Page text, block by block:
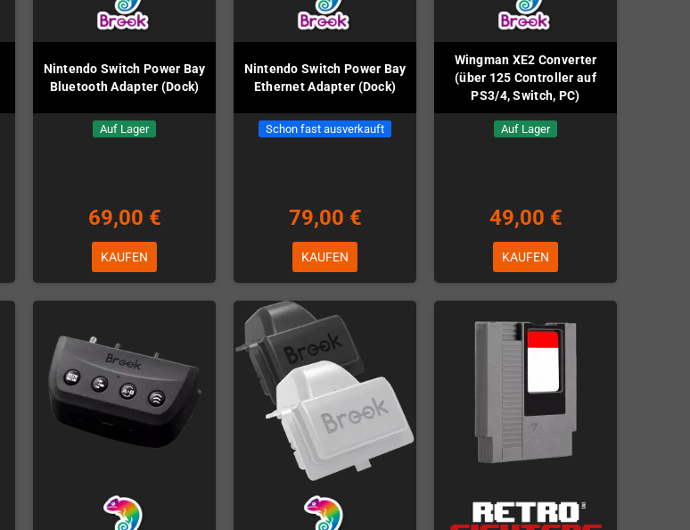
Nintendo Switch Power Bay
Bluetooth Adapter (Dock)
Auf Lager
69,00 €
KAUFEN
Nintendo Switch Power Bay
Ethernet Adapter (Dock)
Schon fast ausverkauft
79,00 €
KAUFEN
Wingman XE2 Converter
(über 125 Controller auf
PS3/4, Switch, PC)
Auf Lager
49,00 €
KAUFEN